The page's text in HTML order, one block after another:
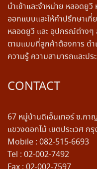
นำเข้าและจำหน่าย หลอดยู
ออกแบบและให้คำปรึกษาเ
หลอดยูวี และ อุปกรณ์ต่างๆ
ตามแบบที่ลูกค้าต้องการ ด
ความรู้ ความสามารถและป
CONTACT
67 หมู่บ้านดิเอ็นเทอร์ ซ.ก
แขวงดอกไม้ เขตประเวศ ก
Mobile : 082-515-6693
Tel : 02-002-7492